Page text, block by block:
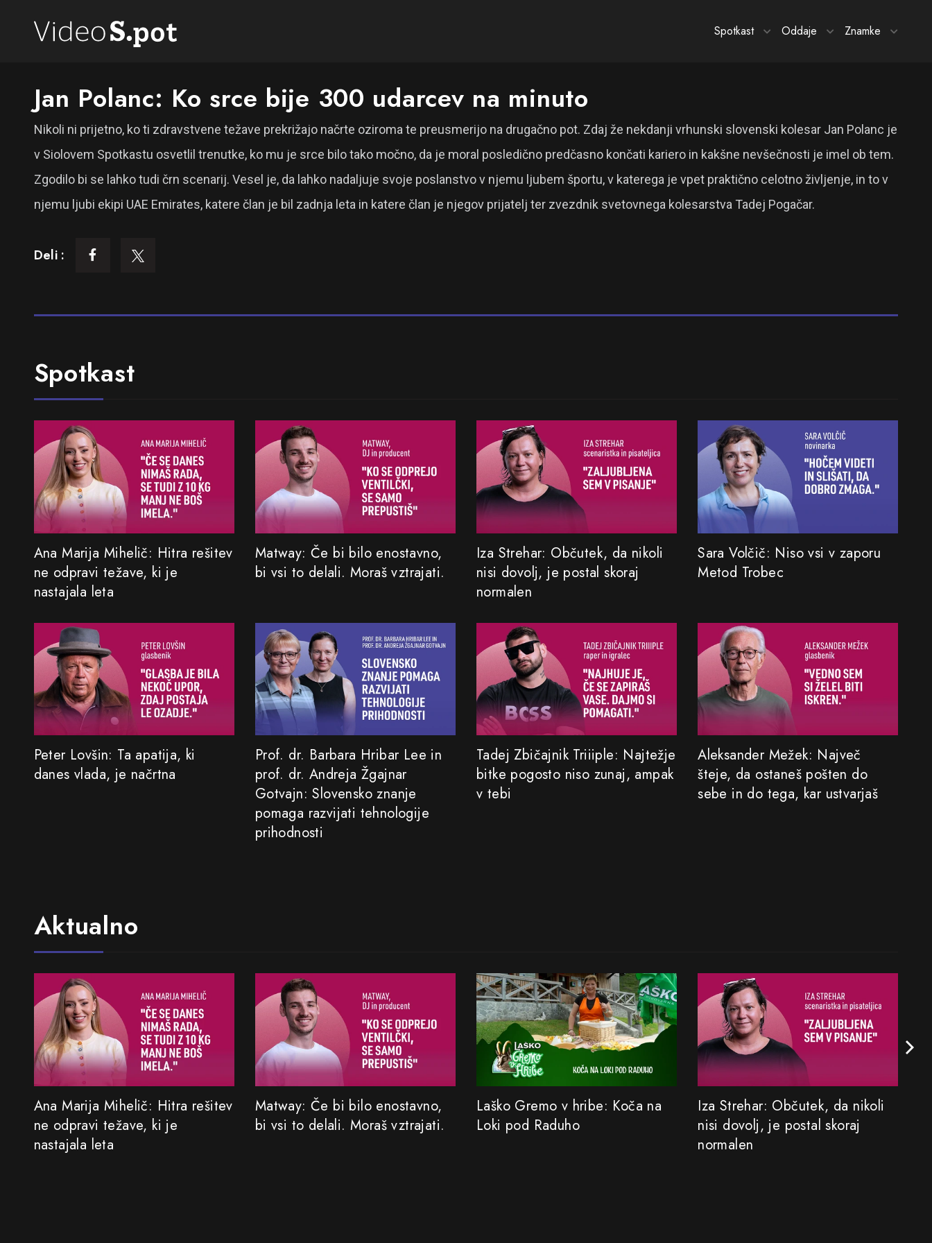
Spotkast Oddaje Znamke
Jan Polanc: Ko srce bije 300 udarcev na minuto
Nikoli ni prijetno, ko ti zdravstvene težave prekrižajo načrte oziroma te preusmerijo na drugačno pot. Zdaj že nekdanji vrhunski slovenski kolesar Jan Polanc je
v Siolovem Spotkastu osvetlil trenutke, ko mu je srce bilo tako močno, da je moral posledično predčasno končati kariero in kakšne nevšečnosti je imel ob tem.
Zgodilo bi se lahko tudi črn scenarij. Vesel je, da lahko nadaljuje svoje poslanstvo v njemu ljubem športu, v katerega je vpet praktično celotno življenje, in to v
njemu ljubi ekipi UAE Emirates, katere član je bil zadnja leta in katere član je njegov prijatelj ter zvezdnik svetovnega kolesarstva Tadej Pogačar.
Deli :
Spotkast
Ana Marija Mihelič: Hitra rešitev
ne odpravi težave, ki je
nastajala leta
Matway: Če bi bilo enostavno,
bi vsi to delali. Moraš vztrajati.
Iza Strehar: Občutek, da nikoli
nisi dovolj, je postal skoraj
normalen
Sara Volčič: Niso vsi v zaporu
Metod Trobec
Peter Lovšin: Ta apatija, ki
danes vlada, je načrtna
Prof. dr. Barbara Hribar Lee in
prof. dr. Andreja Žgajnar
Gotvajn: Slovensko znanje
pomaga razvijati tehnologije
prihodnosti
Tadej Zbičajnik Triiiple: Najtežje
bitke pogosto niso zunaj, ampak
v tebi
Aleksander Mežek: Največ
šteje, da ostaneš pošten do
sebe in do tega, kar ustvarjaš
Aktualno
Ana Marija Mihelič: Hitra rešitev
ne odpravi težave, ki je
nastajala leta
Matway: Če bi bilo enostavno,
bi vsi to delali. Moraš vztrajati.
Laško Gremo v hribe: Koča na
Loki pod Raduho
Iza Strehar: Občutek, da nikoli
nisi dovolj, je postal skoraj
normalen